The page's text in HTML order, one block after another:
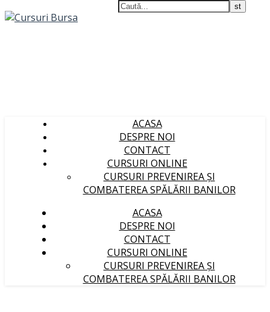
ACASA
DESPRE NOI
CONTACT
CURSURI ONLINE
CURSURI PREVENIREA ȘI
COMBATEREA SPĂLĂRII BANILOR
ACASA
DESPRE NOI
CONTACT
CURSURI ONLINE
CURSURI PREVENIREA ȘI
COMBATEREA SPĂLĂRII BANILOR